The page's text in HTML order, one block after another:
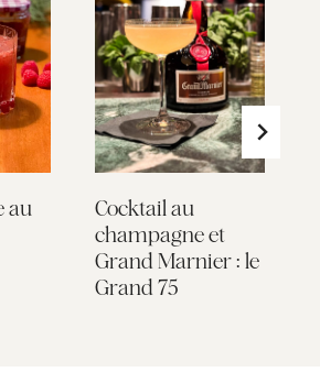
au
Cocktail au
champagne et
Grand Marnier : le
Grand 75